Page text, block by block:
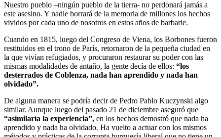
Nuestro pueblo –ningún pueblo de la tierra- no perdonará jamás a
este asesino. Y nadie borrará de la memoria de millones los hechos
vividos por cada uno de nosotros en estos años de barbarie.
Cuando en 1815, luego del Congreso de Viena, los Borbones fueron
restituidos en el trono de París, retornaron de la pequeña ciudad en
la que vivían refugiados, y procuraron restaurar su poder con las
mismas modalidades de antaño, la gente decía de ellos: “los
desterrados de Coblenza, nada han aprendido y nada han
olvidado”.
De alguna manera se podría decir de Pedro Pablo Kuczynski algo
similar. Aunque luego del pasado 21 de diciembre aseguró que
“asimilaría la experiencia”, en los hechos demostró que nada ha
aprendido y nada ha olvidado. Ha vuelto a actuar con los mismos